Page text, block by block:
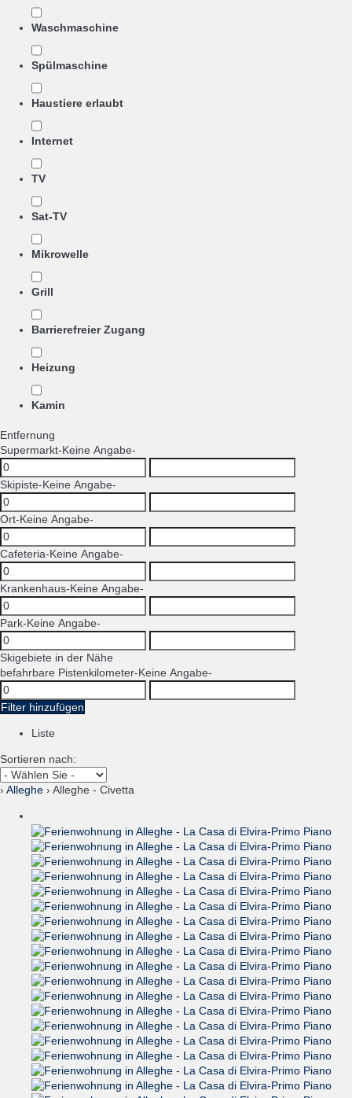
Waschmaschine
Spülmaschine
Haustiere erlaubt
Internet
TV
Sat-TV
Mikrowelle
Grill
Barrierefreier Zugang
Heizung
Kamin
Entfernung
Supermarkt-Keine Angabe-
Skipiste-Keine Angabe-
Ort-Keine Angabe-
Cafeteria-Keine Angabe-
Krankenhaus-Keine Angabe-
Park-Keine Angabe-
Skigebiete in der Nähe
befahrbare Pistenkilometer-Keine Angabe-
Filter hinzufügen
Liste
Sortieren nach:
› Alleghe › Alleghe - Civetta